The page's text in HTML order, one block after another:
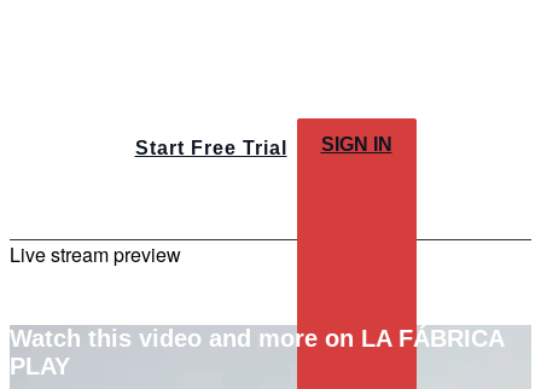
Start Free Trial SIGN IN
Live stream preview
Watch this video and more on LA FÁBRICA
PLAY